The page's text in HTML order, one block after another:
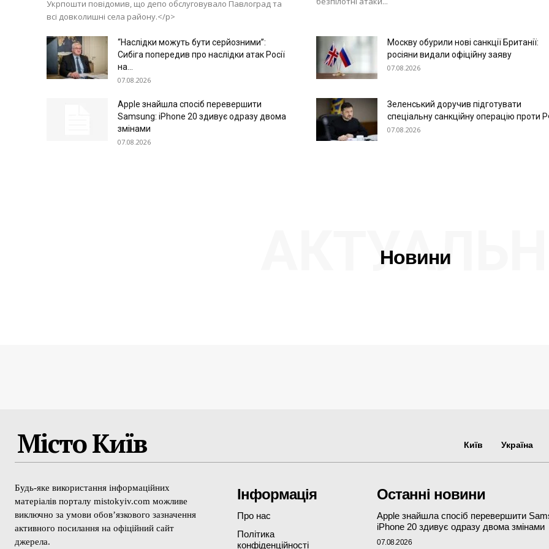
Укрпошти повідомив, що депо обслуговувало Павлоград та
всі довколишні села району.</p>
“Наслідки можуть бути серйозними”:
Сибіга попередив про наслідки атак Росії
на...
07.08.2026
Москву обурили нові санкції Британії:
росіяни видали офіційну заяву
07.08.2026
Apple знайшла спосіб перевершити
Samsung: iPhone 20 здивує одразу двома
змінами
07.08.2026
Зеленський доручив підготувати
спеціальну санкційну операцію проти
07.08.2026
Новини
Місто Київ Київ Україна
Будь-яке використання інформаційних
матеріалів порталу mistokyiv.com можливе
виключно за умови обов’язкового зазначення
активного посилання на офіційний сайт
джерела.
Інформація
Про нас
Політика
конфіденційності
Останні новини
Apple знайшла спосіб перевершити
iPhone 20 здивує одразу двома змінами
07.08.2026